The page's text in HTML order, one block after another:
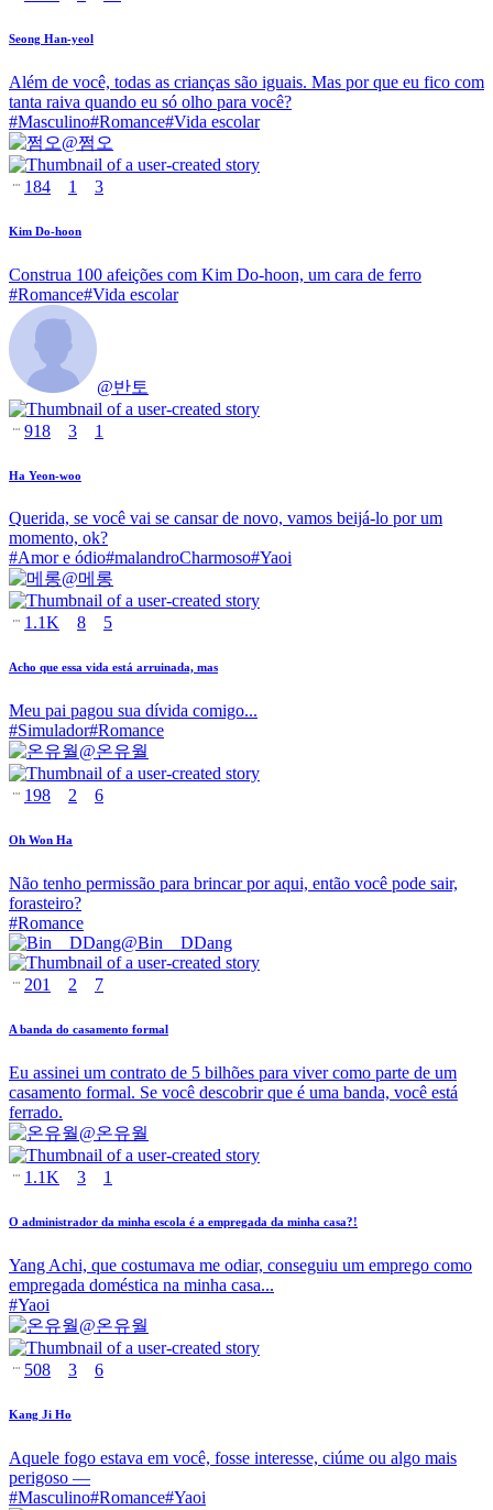
Seong Han-yeol
Além de você, todas as crianças são iguais. Mas por que eu fico com
tanta raiva quando eu só olho para você?
#Masculino#Romance#Vida escolar
@쩜오
184 1 3
Kim Do-hoon
Construa 100 afeições com Kim Do-hoon, um cara de ferro
#Romance#Vida escolar
@반토
918 3 1
Ha Yeon-woo
Querida, se você vai se cansar de novo, vamos beijá-lo por um
momento, ok?
#Amor e ódio#malandroCharmoso#Yaoi
@메롱
1.1K 8 5
Acho que essa vida está arruinada, mas
Meu pai pagou sua dívida comigo...
#Simulador#Romance
@온유월
198 2 6
Oh Won Ha
Não tenho permissão para brincar por aqui, então você pode sair,
forasteiro?
#Romance
@Bin__DDang
201 2 7
A banda do casamento formal
Eu assinei um contrato de 5 bilhões para viver como parte de um
casamento formal. Se você descobrir que é uma banda, você está
ferrado.
@온유월
1.1K 3 1
O administrador da minha escola é a empregada da minha casa?!
Yang Achi, que costumava me odiar, conseguiu um emprego como
empregada doméstica na minha casa...
#Yaoi
@온유월
508 3 6
Kang Ji Ho
Aquele fogo estava em você, fosse interesse, ciúme ou algo mais
perigoso —
#Masculino#Romance#Yaoi